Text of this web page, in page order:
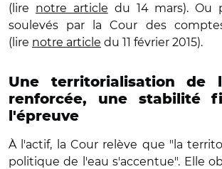
(lire notre article du 14 mars). Ou
soulevés par la Cour des
(lire notre article du 11 février 2015).
Une territorialisation de
renforcée, une stabilité
l'épreuve
À l'actif, la Cour relève que "la
politique de l'eau s'accentue". Elle